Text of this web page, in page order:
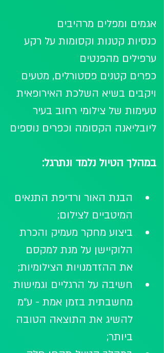
אגמים ומפלים מרהיבים
כנסיות קטנות וקסומות על רקע
ערפילים מהפנטים
כפרים קטנים פסטורלים, מטעים
ויקבים בשיא השלכת האירופאית
טעימות של צילומי רחוב בעיר
ליובליאנה הקסומה וכפרים נוספים
במהלך הטיול נלמד ונתרגל:
הבנת האור ורדיפת התנאים
המיטביים לצילום;
ביצוע מחקר מעמיק והכרת
הלוקיישן על מנת למקסם
את ההזדמנויות הצילומיות;
חשיבה על הרגליים וגמישות
מחשבתית בזמן אמת - ע”מ
להשיג את התוצאה הטובה
ביותר;